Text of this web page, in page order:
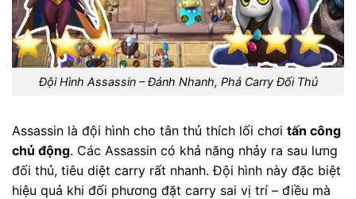
Đội Hình Assassin – Đánh Nhanh, Phá Carry Đối Thủ
Assassin là đội hình cho tân thủ thích lối chơi tấn công
chủ động. Các Assassin có khả năng nhảy ra sau lưng
đối thủ, tiêu diệt carry rất nhanh. Đội hình này đặc biệt
hiệu quả khi đối phương đặt carry sai vị trí – điều mà